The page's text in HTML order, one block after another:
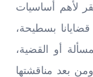
لأهم أساسيات
بسطيحة،
أو القضية،
بعد مناقشتها